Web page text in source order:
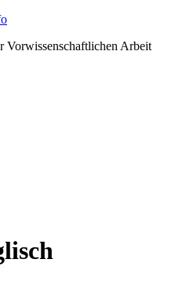
Vorwissenschaftlichen Arbeit